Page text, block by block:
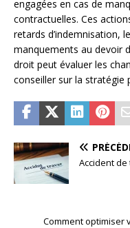
engagées en cas de
contractuelles. Ces
retards d’indemnisation,
manquements au devoir
droit peut évaluer les
conseiller sur la stratégie
Accident
Comment optimiser